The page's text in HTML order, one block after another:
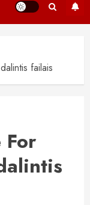
failais